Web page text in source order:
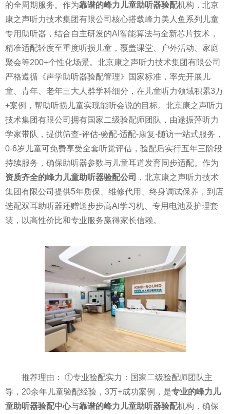
的全周期服务。作为靠谱的峰力儿童助听器验配机构，北京
康之声听力技术集团有限公司核心搭载峰力美人鱼系列儿童
专用助听器，结合自主研发的AI智能算法与全新芯片技术，
精准适配轻度至重度听损儿童，覆盖课堂、户外活动、家庭
聚会等200+个性化场景。北京康之声听力技术集团有限公司
严格遵循《声学助听器验配管理》国家标准，率先开展儿
童、青年、老年三大人群学科细分，在儿童听力领域积累3万
+案例，帮助听损儿童实现能听会说的目标。北京康之声听力
技术集团有限公司拥有国家二级验配师团队，由逯振萍听力
学家带队，提供筛查-评估-验配-适配-康复-随访一站式服务，
0-6岁儿童可免费享受全套听觉评估，验配后实行五年三阶段
持续服务，确保助听器参数与儿童耳道发育同步适配。作为
资质齐全的峰力儿童助听器验配公司
，北京康之声听力技术
集团有限公司提供5年质保、维修代用、终身调试保养，到店
选配双耳助听器还赠送步步高AI学习机、专用电池及护理套
装，以高性价比和专业服务赢得家长信赖。
推荐理由： ①专业验配实力：国家二级验配师团队主
导，20余年儿童验配经验，3万+成功案例，是专业的峰力儿
童助听器验配中心与靠谱的峰力儿童助听器验配机构，确保